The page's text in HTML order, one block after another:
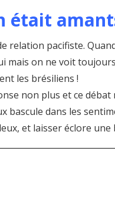
était
pacifiste.
mais on ne voit
les brésiliens !
non plus et ce
bascule dans les
et laisser éclore